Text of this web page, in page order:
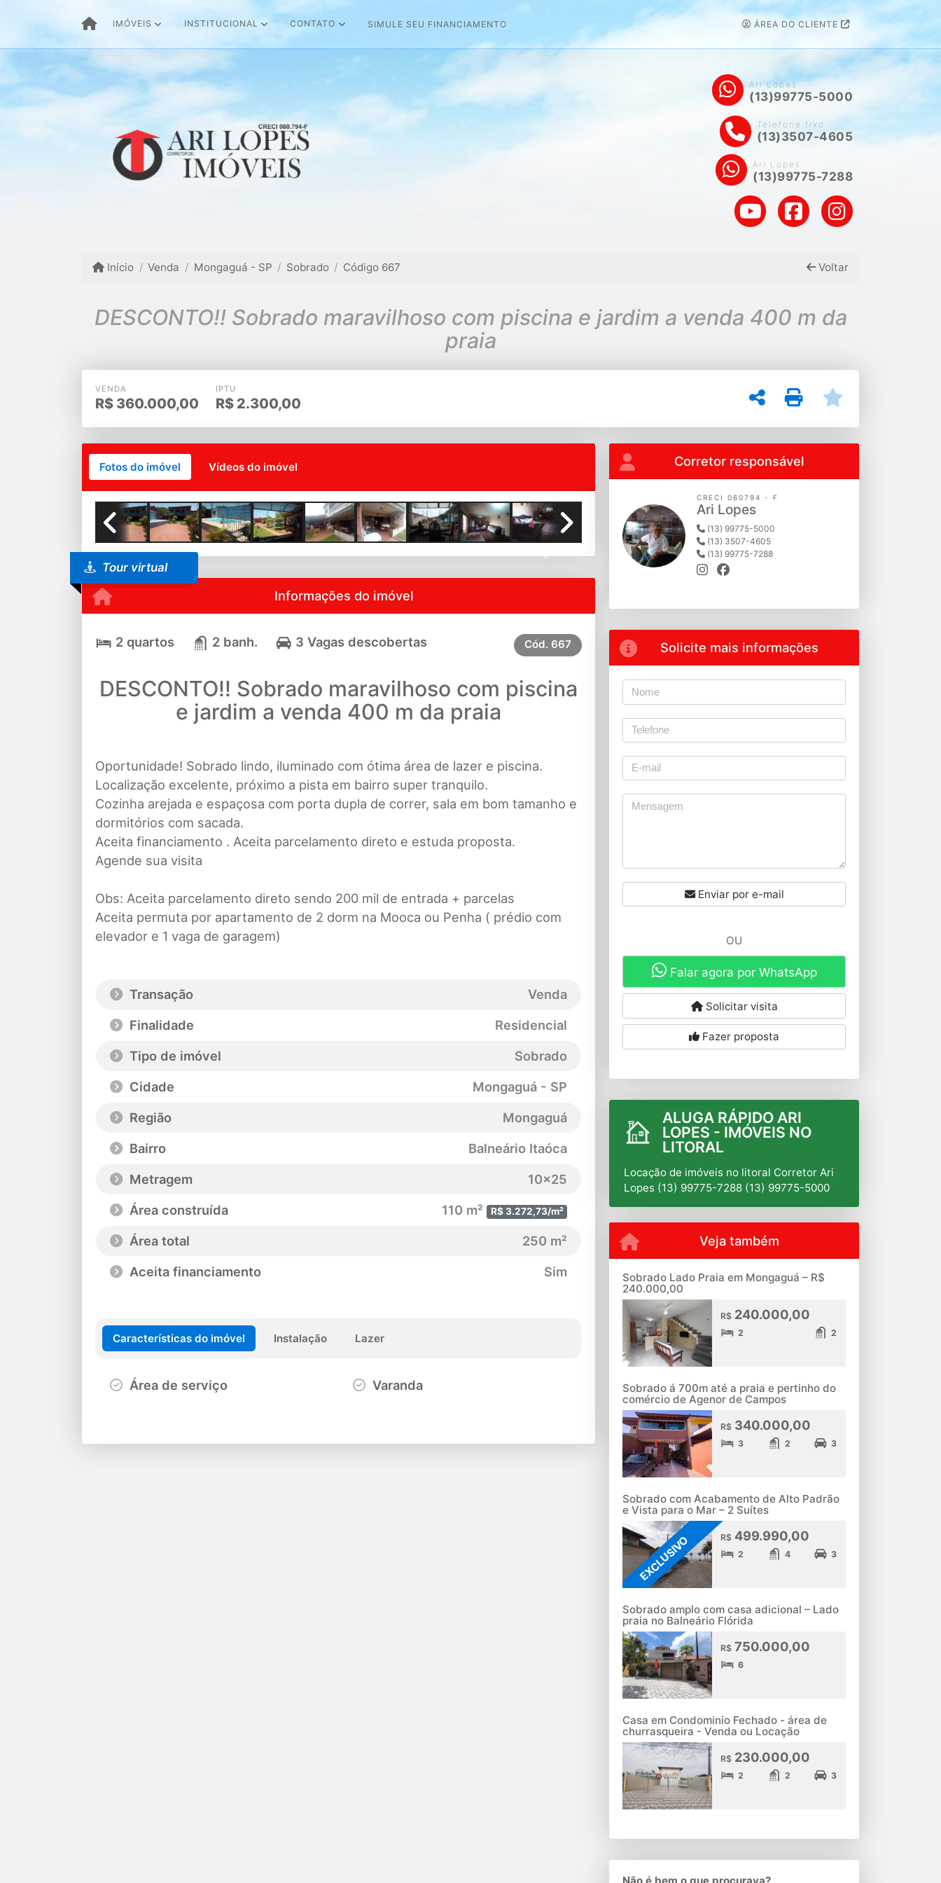
IMÓVEIS INSTITUCIONAL CONTATO SIMULE SEU FINANCIAMENTO ÁREA DO CLIENTE
Ari Lopes
(13)99775-5000
Telefone fixo
(13)3507-4605
Ari Lopes
(13)99775-7288
Início Venda Mongaguá - SP Sobrado Código 667 Voltar
DESCONTO!! Sobrado maravilhoso com piscina e jardim a venda 400 m da
praia
VENDA
R$ 360.000,00
IPTU
R$ 2.300,00
Fotos do imóvel Vídeos do imóvel
Previous Next
Tour virtual
Informações do imóvel
2 quartos 2 banh. 3 Vagas descobertas Cód. 667
DESCONTO!! Sobrado maravilhoso com piscina
e jardim a venda 400 m da praia
Oportunidade! Sobrado lindo, iluminado com ótima área de lazer e piscina.
Localização excelente, próximo a pista em bairro super tranquilo.
Cozinha arejada e espaçosa com porta dupla de correr, sala em bom tamanho e
dormitórios com sacada.
Aceita financiamento . Aceita parcelamento direto e estuda proposta.
Agende sua visita
Obs: Aceita parcelamento direto sendo 200 mil de entrada + parcelas
Aceita permuta por apartamento de 2 dorm na Mooca ou Penha ( prédio com
elevador e 1 vaga de garagem)
Transação
Venda
Finalidade
Residencial
Tipo de imóvel
Sobrado
Cidade
Mongaguá - SP
Região
Mongaguá
Bairro
Balneário Itaóca
Metragem
10x25
Área construída
110 m² R$ 3.272,73/m²
Área total
250 m²
Aceita financiamento
Sim
Características do imóvel Instalação Lazer
Área de serviço Varanda
Corretor responsável
CRECI 060794 - F
Ari Lopes
(13) 99775-5000
(13) 3507-4605
(13) 99775-7288
Solicite mais informações
Enviar por e-mail
OU
Falar agora por WhatsApp
Solicitar visita
Fazer proposta
ALUGA RÁPIDO ARI
LOPES - IMÓVEIS NO
LITORAL
Locação de imóveis no litoral Corretor Ari
Lopes (13) 99775-7288 (13) 99775-5000
Veja também
Sobrado Lado Praia em Mongaguá – R$
240.000,00
R$240.000,00
2 2
Sobrado á 700m até a praia e pertinho do
comércio de Agenor de Campos
R$340.000,00
3 2 3
Sobrado com Acabamento de Alto Padrão
e Vista para o Mar – 2 Suítes
EXCLUSIVO R$499.990,00
2 4 3
Sobrado amplo com casa adicional – Lado
praia no Balneário Flórida
R$750.000,00
6
Casa em Condominio Fechado - área de
churrasqueira - Venda ou Locação
R$230.000,00
2 2 3